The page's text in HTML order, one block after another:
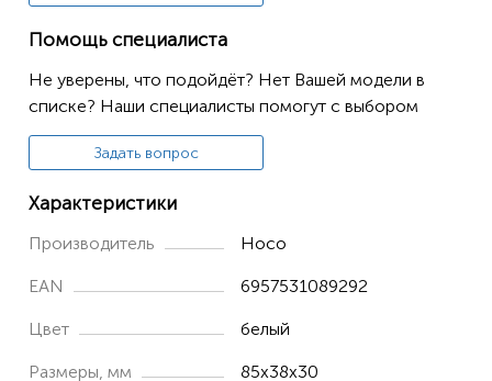
алюминиевого сплава
Цифровой дисплей для выходного напряжения и
выходного тока в режиме реального времени.
Помощь специалиста
Не уверены, что подойдёт? Нет Вашей модели в
списке? Наши специалисты помогут с выбором
Задать вопрос
Характеристики
Производитель Hoco
EAN 6957531089292
Цвет белый
Размеры, мм 85x38x30